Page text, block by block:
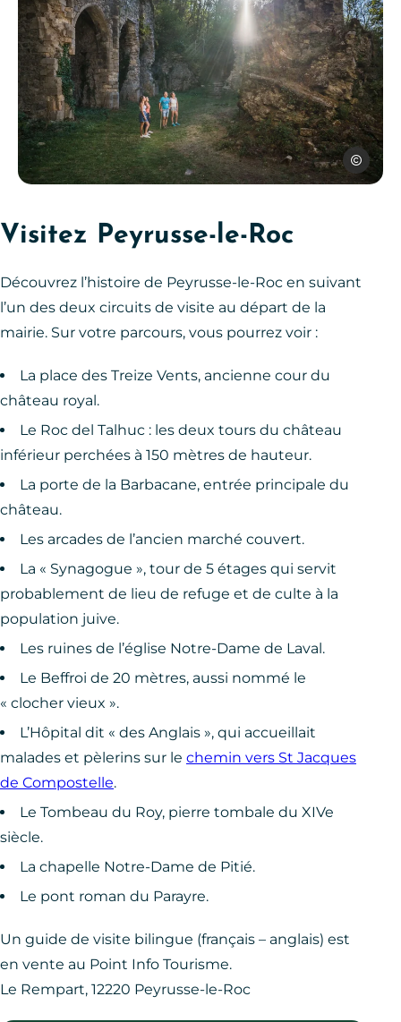
Peyrusse-le-Roc, © G. Alric – Aveyron Attractivité Tourisme
G. Alric –
Visitez Peyrusse-le-Roc
Découvrez l’histoire de Peyrusse-le-Roc en suivant
l’un des deux circuits de visite au départ de la
mairie. Sur votre parcours, vous pourrez voir :
La place des Treize Vents, ancienne cour du
château royal.
Le Roc del Talhuc : les deux tours du château
inférieur perchées à 150 mètres de hauteur.
La porte de la Barbacane, entrée principale du
château.
Les arcades de l’ancien marché couvert.
La « Synagogue », tour de 5 étages qui servit
probablement de lieu de refuge et de culte à la
population juive.
Les ruines de l’église Notre-Dame de Laval.
Le Beffroi de 20 mètres, aussi nommé le
« clocher vieux ».
L’Hôpital dit « des Anglais », qui accueillait
malades et pèlerins sur le chemin vers St Jacques
de Compostelle.
Le Tombeau du Roy, pierre tombale du XIVe
siècle.
La chapelle Notre-Dame de Pitié.
Le pont roman du Parayre.
Un guide de visite bilingue (français – anglais) est
en vente au Point Info Tourisme.
Le Rempart, 12220 Peyrusse-le-Roc